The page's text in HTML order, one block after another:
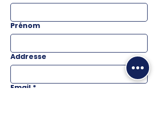
Prénom
Addresse
Email *